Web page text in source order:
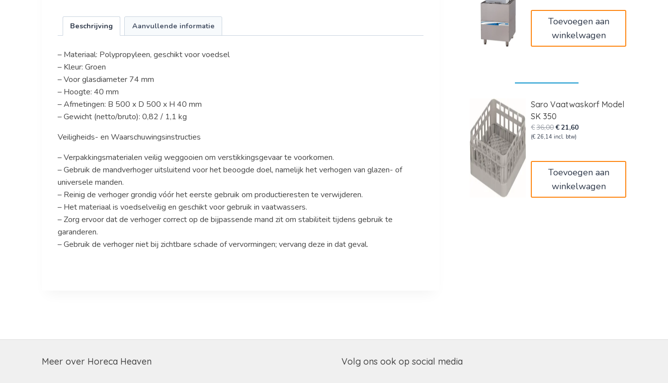
Beschrijving Aanvullende informatie
– Materiaal: Polypropyleen, geschikt voor voedsel
– Kleur: Groen
– Voor glasdiameter 74 mm
– Hoogte: 40 mm
– Afmetingen: B 500 x D 500 x H 40 mm
– Gewicht (netto/bruto): 0,82 / 1,1 kg
Veiligheids- en Waarschuwingsinstructies
– Verpakkingsmaterialen veilig weggooien om verstikkingsgevaar te voorkomen.
– Gebruik de mandverhoger uitsluitend voor het beoogde doel, namelijk het verhogen van glazen- of
universele manden.
– Reinig de verhoger grondig vóór het eerste gebruik om productieresten te verwijderen.
– Het materiaal is voedselveilig en geschikt voor gebruik in vaatwassers.
– Zorg ervoor dat de verhoger correct op de bijpassende mand zit om stabiliteit tijdens gebruik te
garanderen.
– Gebruik de verhoger niet bij zichtbare schade of vervormingen; vervang deze in dat geval.
Toevoegen aan
winkelwagen
Saro Vaatwaskorf Model
SK 350
€36,00Oorspronkelijke
prijs
€21,60Huidige
(€ 26,14 incl. btw)
Toevoegen aan
winkelwagen
Meer over Horeca Heaven Volg ons ook op social media